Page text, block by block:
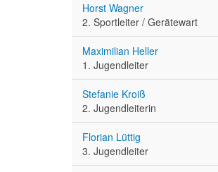
Horst Wagner
2. Sportleiter / Gerätewart
Maximilian Heller
1. Jugendleiter
Stefanie Kroiß
2. Jugendleiterin
Florian Lüttig
3. Jugendleiter